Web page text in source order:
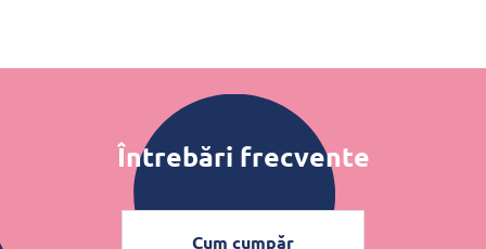
Întrebări frecvente
Cum cumpăr